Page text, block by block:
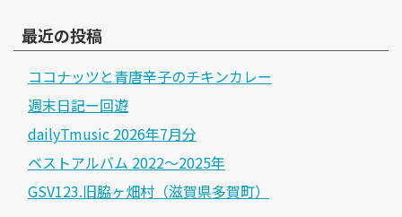
最近の投稿
ココナッツと青唐辛子のチキンカレー
週末日記ー回遊
dailyTmusic 2026年7月分
ベストアルバム 2022～2025年
GSV123.旧脇ヶ畑村（滋賀県多賀町）